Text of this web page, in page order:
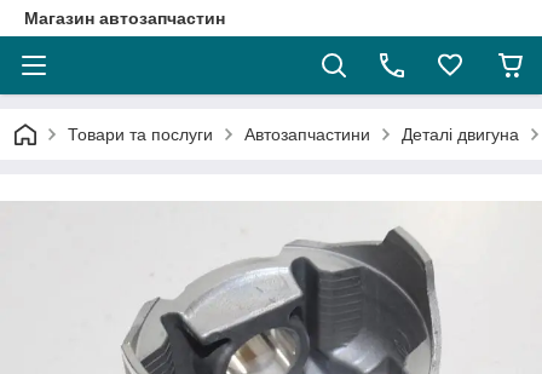
Магазин автозапчастин
Товари та послуги Автозапчастини Деталі двигуна